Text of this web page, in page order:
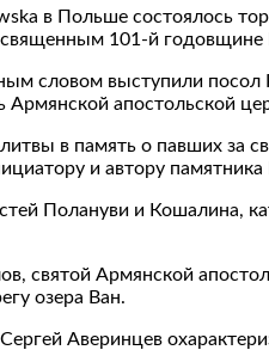
в Польше состоялось
101-й годовщине
словом выступили
апостольской
в память о павших за
и автору памятника
Полануви и
святой Армянской
озера Ван.
Аверинцев